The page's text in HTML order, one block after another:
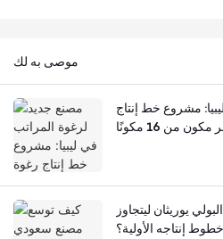
موصى به لك
مشروع خط إنتاج
من 16 مكونًا
يوريثان ليتجاوز
خطوط إنتاجه الأولية؟